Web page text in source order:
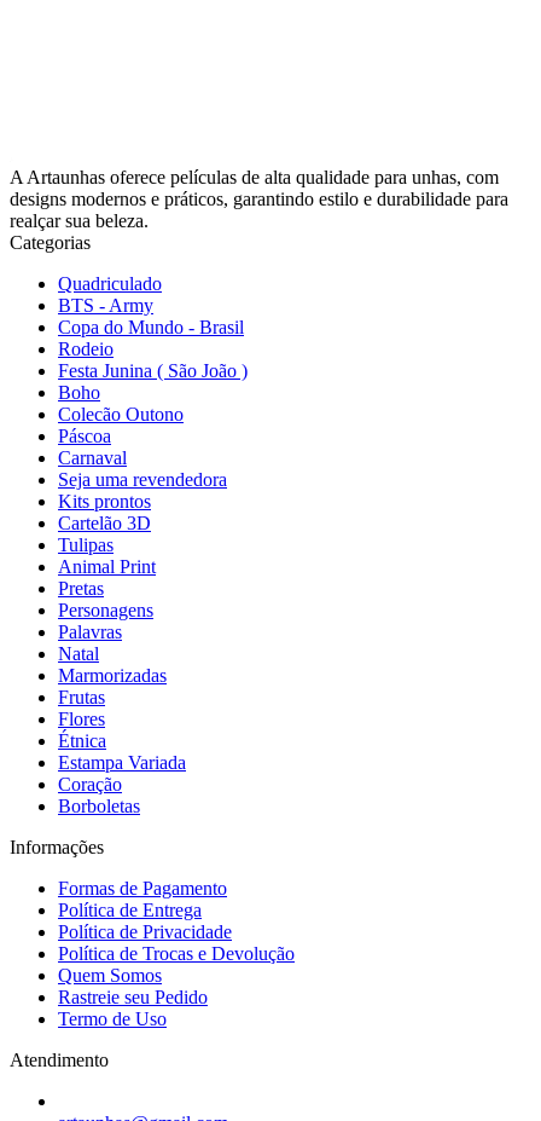
A Artaunhas oferece películas de alta qualidade para unhas, com
designs modernos e práticos, garantindo estilo e durabilidade para
realçar sua beleza.
Categorias
Quadriculado
BTS - Army
Copa do Mundo - Brasil
Rodeio
Festa Junina ( São João )
Boho
Colecão Outono
Páscoa
Carnaval
Seja uma revendedora
Kits prontos
Cartelão 3D
Tulipas
Animal Print
Pretas
Personagens
Palavras
Natal
Marmorizadas
Frutas
Flores
Étnica
Estampa Variada
Coração
Borboletas
Informações
Formas de Pagamento
Política de Entrega
Política de Privacidade
Política de Trocas e Devolução
Quem Somos
Rastreie seu Pedido
Termo de Uso
Atendimento